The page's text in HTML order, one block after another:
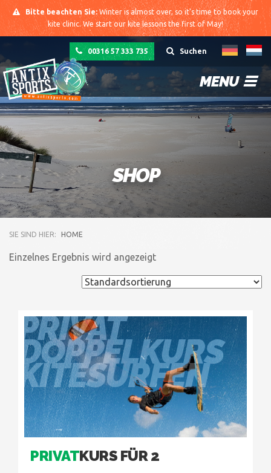
Bitte beachten Sie: Winter is almost over, so it's time to book your
kite clinic. We start our kite lessons the first of May!
Suchen
00316 57 333 735
MENU
SHOP
SIE SIND HIER: HOME
Einzelnes Ergebnis wird angezeigt
PRIVAT
DOPPELKURS
KITESURFEN
PRIVATKURS FÜR 2